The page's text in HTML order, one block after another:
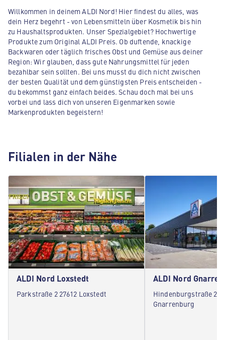
Willkommen in deinem ALDI Nord! Hier findest du alles, was
dein Herz begehrt - von Lebensmitteln über Kosmetik bis hin
zu Haushaltsprodukten. Unser Spezialgebiet? Hochwertige
Produkte zum Original ALDI Preis. Ob duftende, knackige
Backwaren oder täglich frisches Obst und Gemüse aus deiner
Region: Wir glauben, dass gute Nahrungsmittel für jeden
bezahlbar sein sollten. Bei uns musst du dich nicht zwischen
der besten Qualität und dem günstigsten Preis entscheiden -
du bekommst ganz einfach beides. Schau doch mal bei uns
vorbei und lass dich von unseren Eigenmarken sowie
Markenprodukten begeistern!
Filialen in der Nähe
ALDI Nord Loxstedt
Parkstraße 2 27612 Loxstedt
ALDI Nord
Hindenburgstraße 27
Gnarrenburg